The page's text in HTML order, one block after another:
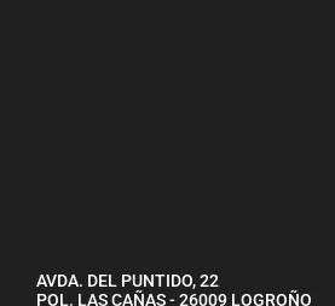
AVDA. DEL PUNTIDO, 22
POL. LAS CAÑAS - 26009 LOGROÑO